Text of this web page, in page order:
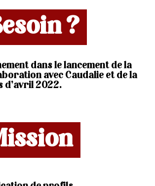
?
dans le lancement de la
avec Caudalie et de la
d’avril 2022.